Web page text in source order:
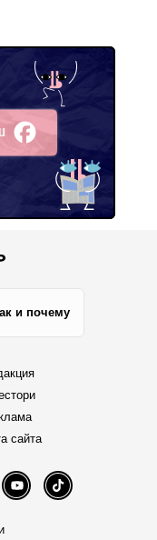
и почему
сайта
YouTube TikTok